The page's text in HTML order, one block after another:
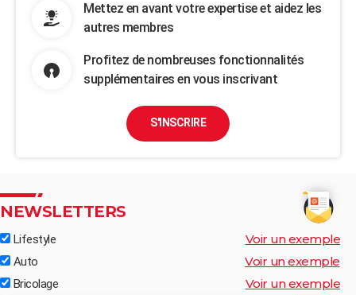
Mettez en avant votre expertise et aidez les
autres membres
Profitez de nombreuses fonctionnalités
supplémentaires en vous inscrivant
S'INSCRIRE
NEWSLETTERS
Lifestyle Voir un exemple
Auto Voir un exemple
Bricolage Voir un exemple